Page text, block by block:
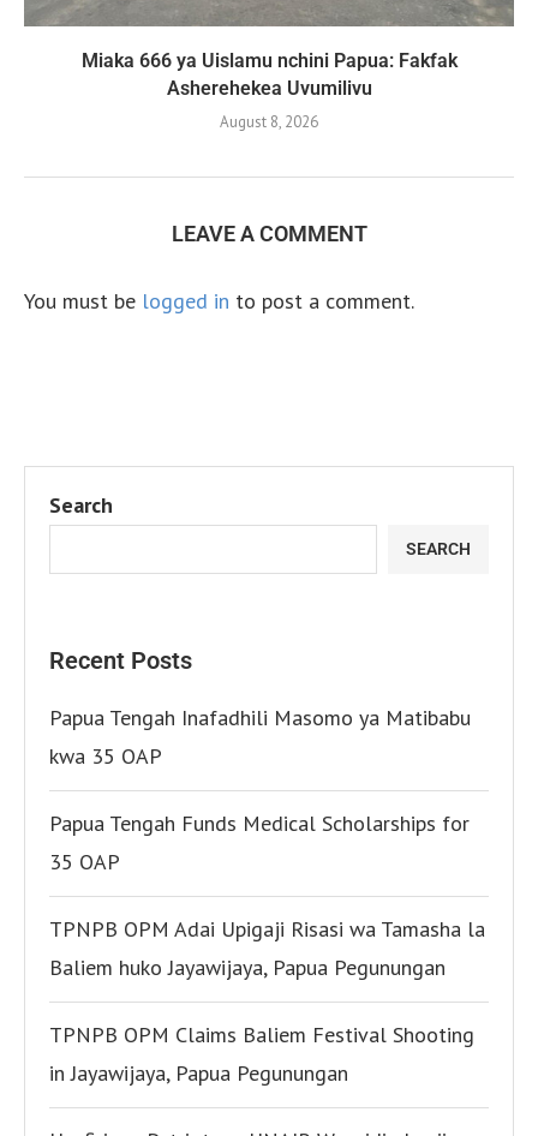
Miaka 666 ya Uislamu nchini Papua: Fakfak
Asherehekea Uvumilivu
August 8, 2026
LEAVE A COMMENT
You must be logged in to post a comment.
Search
SEARCH
Recent Posts
Papua Tengah Inafadhili Masomo ya Matibabu
kwa 35 OAP
Papua Tengah Funds Medical Scholarships for
35 OAP
TPNPB OPM Adai Upigaji Risasi wa Tamasha la
Baliem huko Jayawijaya, Papua Pegunungan
TPNPB OPM Claims Baliem Festival Shooting
in Jayawijaya, Papua Pegunungan